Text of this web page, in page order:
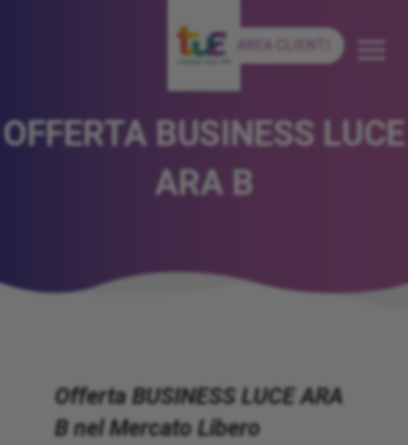
OFFERTA BUSINESS LUCE
ARA B
Offerta BUSINESS LUCE ARA
B nel Mercato Libero